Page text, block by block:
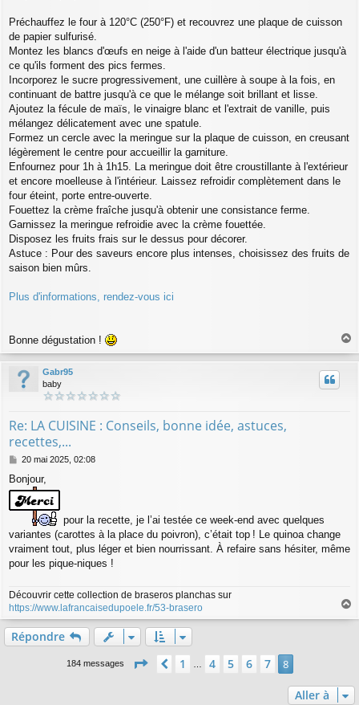
Préchauffez le four à 120°C (250°F) et recouvrez une plaque de cuisson
de papier sulfurisé.
Montez les blancs d'œufs en neige à l'aide d'un batteur électrique jusqu'à
ce qu'ils forment des pics fermes.
Incorporez le sucre progressivement, une cuillère à soupe à la fois, en
continuant de battre jusqu'à ce que le mélange soit brillant et lisse.
Ajoutez la fécule de maïs, le vinaigre blanc et l'extrait de vanille, puis
mélangez délicatement avec une spatule.
Formez un cercle avec la meringue sur la plaque de cuisson, en creusant
légèrement le centre pour accueillir la garniture.
Enfournez pour 1h à 1h15. La meringue doit être croustillante à l'extérieur
et encore moelleuse à l'intérieur. Laissez refroidir complètement dans le
four éteint, porte entre-ouverte.
Fouettez la crème fraîche jusqu'à obtenir une consistance ferme.
Garnissez la meringue refroidie avec la crème fouettée.
Disposez les fruits frais sur le dessus pour décorer.
Astuce : Pour des saveurs encore plus intenses, choisissez des fruits de
saison bien mûrs.
Plus d'informations, rendez-vous ici
Bonne dégustation !
a
u
Gabr95
baby
Re: LA CUISINE : Conseils, bonne idée, astuces,
recettes,...
M
s
s
a
e
20 mai 2025, 02:08
Bonjour,
pour la recette, je l’ai testée ce week-end avec quelques
variantes (carottes à la place du poivron), c’était top ! Le quinoa change
vraiment tout, plus léger et bien nourrissant. À refaire sans hésiter, même
pour les pique-niques !
Découvrir cette collection de braseros planchas sur
https://www.lafrancaisedupoele.fr/53-brasero
a
Répondre
184 messages Page 8sur 8
Précédente
1 4 5 6 7 8
Aller à